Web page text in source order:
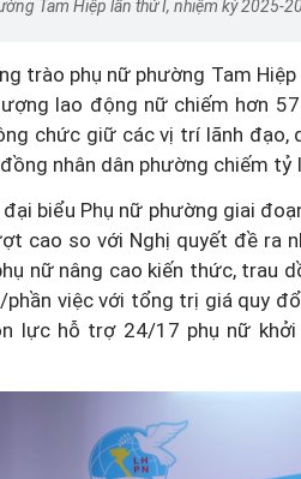
Tam Hiệp lần thứ I, nhiệm kỳ 2025-
trào phụ nữ phường Tam
lao động nữ chiếm hơn
chức giữ các vị trí lãnh đạo,
nhân dân phường chiếm tỷ
biểu Phụ nữ phường giai
cao so với Nghị quyết đề ra
nữ nâng cao kiến thức, trau
việc với tổng trị giá quy
lực hỗ trợ 24/17 phụ nữ khởi